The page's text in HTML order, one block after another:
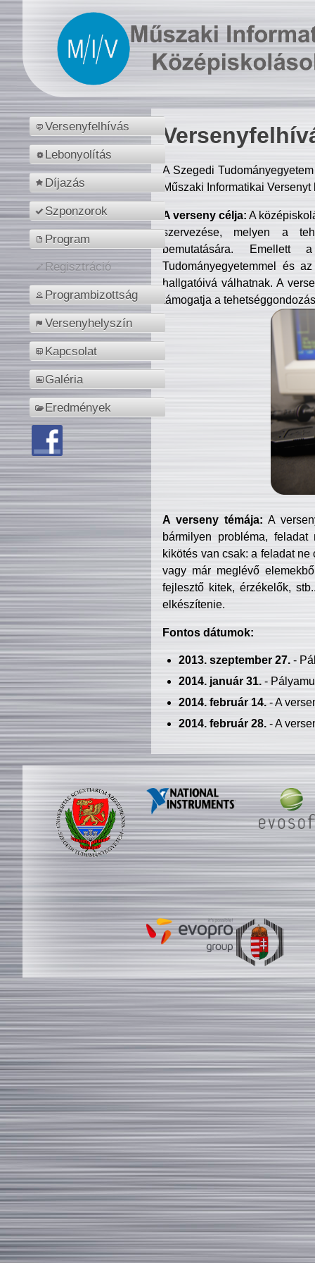
Versenyfelhívás
Lebonyolítás
Díjazás
Szponzorok
Program
Regisztráció
Programbizottság
Versenyhelyszín
Kapcsolat
Galéria
Eredmények
A Szegedi
Műszaki Informatikai
A verseny célja: A
szervezése, melyen a
bemutatására. Emellett
Tudományegyetemmel és
hallgatóivá válhatnak. A
támogatja a
A verseny témája: A
bármilyen probléma, feladat
kikötés van csak: a feladat
vagy már meglévő
fejlesztő kitek, érzékelők,
elkészítenie.
Fontos dátumok:
2013. szeptember 27.-
2014. január 31.-
2014. február 14.- A
2014. február 28.- A